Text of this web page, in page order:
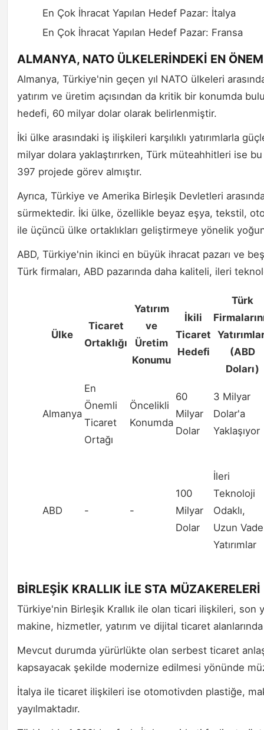
En Çok İhracat Yapılan Hedef Pazar: İtalya
En Çok İhracat Yapılan Hedef Pazar: Fransa
ALMANYA, NATO ÜLKELERİNDEKİ EN
Almanya, Türkiye'nin geçen yıl NATO ülkeleri
yatırım ve üretim açısından da kritik bir konumda
hedefi, 60 milyar dolar olarak belirlenmiştir.
İki ülke arasındaki iş ilişkileri karşılıklı yatırımlarla
milyar dolara yaklaştırırken, Türk müteahhitleri ise
397 projede görev almıştır.
Ayrıca, Türkiye ve Amerika Birleşik Devletleri
sürmektedir. İki ülke, özellikle beyaz eşya, tekstil,
ile üçüncü ülke ortaklıkları geliştirmeye yönelik
ABD, Türkiye'nin ikinci en büyük ihracat pazarı ve
Türk firmaları, ABD pazarında daha kaliteli, ileri
Ülke
Ticaret
Ortaklığı
Yatırım
ve
Üretim
Konumu
İkili
Ticaret
Hedefi
Türk
(ABD
Doları)
Almanya
En
Önemli
Ticaret
Ortağı
Öncelikli
Konumda
60
Milyar
Dolar
3 Milyar
Dolar'a
Yaklaşıyor
ABD - -
100
Milyar
Dolar
İleri
Teknoloji
Odaklı,
Uzun
Yatırımlar
BİRLEŞİK KRALLIK İLE STA
Türkiye'nin Birleşik Krallık ile olan ticari ilişkileri,
makine, hizmetler, yatırım ve dijital ticaret
Mevcut durumda yürürlükte olan serbest ticaret
kapsayacak şekilde modernize edilmesi yönünde
İtalya ile ticaret ilişkileri ise otomotivden plastiğe,
yayılmaktadır.